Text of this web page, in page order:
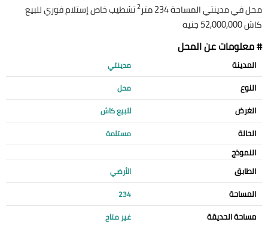
محل في مدينتي المساحة 234 متر 2تشطيب خاص إستلام فوري للبيع
كاش 52,000,000 جنيه
# معلومات عن المحل
المدينة مدينتي
النوع محل
الغرض للبيع كاش
الحالة مستلمة
النموذج
الطابق
الأرضي
المساحة 234
مساحة الحديقة غير متاح